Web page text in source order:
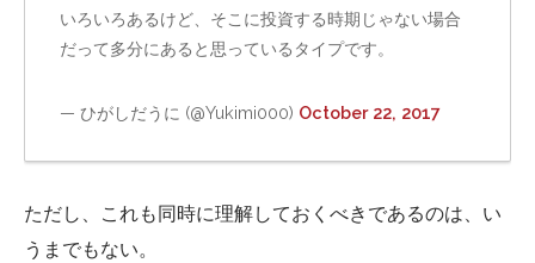
いろいろあるけど、そこに投資する時期じゃない場合
だって多分にあると思っているタイプです。
— ひがしだうに (@Yukimi000) October 22, 2017
ただし、これも同時に理解しておくべきであるのは、い
うまでもない。